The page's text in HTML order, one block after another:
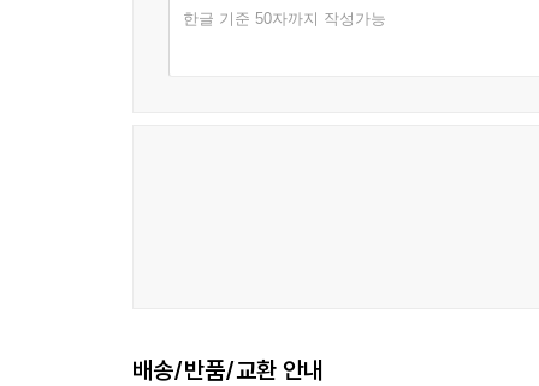
한글 기준 50자까지 작성가능
배송/반품/교환 안내